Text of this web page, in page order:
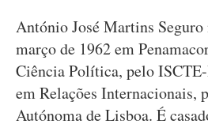
António José Martins Seguro
março de 1962 em
Ciência Política, pelo
em Relações Internacionais,
Autónoma de Lisboa. É